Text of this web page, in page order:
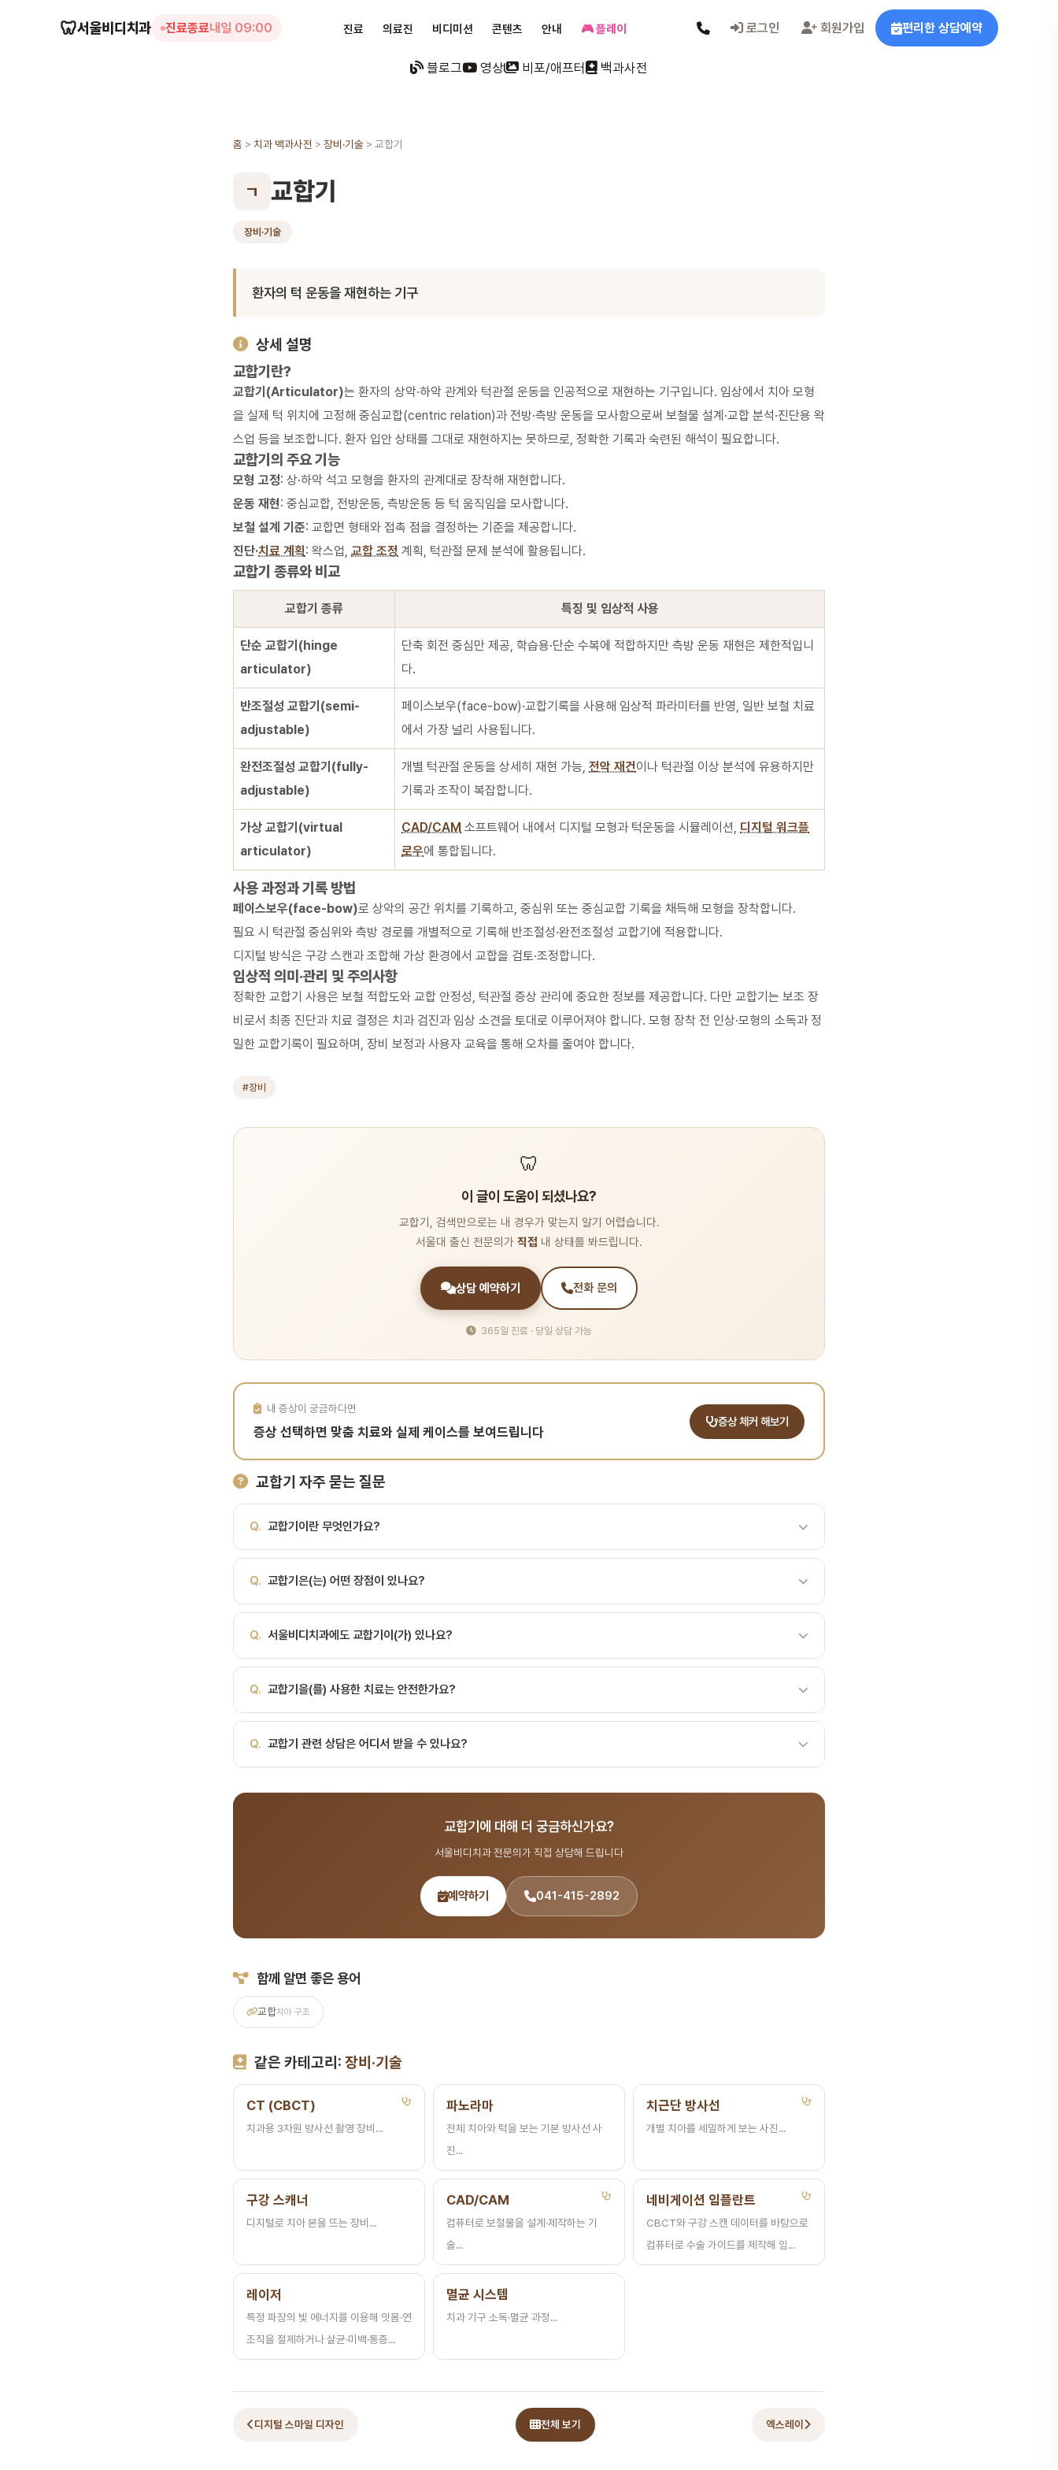
🦷서울비디치과 진료종료내일 09:00 진료 의료진 비디미션 콘텐츠 안내 🎮 플레이 로그인 회원가입 편리한 상담예약
블로그 영상 비포/애프터 백과사전
홈 > 치과 백과사전 > 장비·기술 > 교합기
ㄱ 교합기
장비·기술
환자의 턱 운동을 재현하는 기구
상세 설명
교합기란?
교합기(Articulator)는 환자의 상악·하악 관계와 턱관절 운동을 인공적으로 재현하는 기구입니다. 임상에서 치아 모형
을 실제 턱 위치에 고정해 중심교합(centric relation)과 전방·측방 운동을 모사함으로써 보철물 설계·교합 분석·진단용 왁
스업 등을 보조합니다. 환자 입안 상태를 그대로 재현하지는 못하므로, 정확한 기록과 숙련된 해석이 필요합니다.
교합기의 주요 기능
모형 고정: 상·하악 석고 모형을 환자의 관계대로 장착해 재현합니다.
운동 재현: 중심교합, 전방운동, 측방운동 등 턱 움직임을 모사합니다.
보철 설계 기준: 교합면 형태와 접촉 점을 결정하는 기준을 제공합니다.
진단·치료 계획: 왁스업, 교합 조정 계획, 턱관절 문제 분석에 활용됩니다.
교합기 종류와 비교
교합기 종류 특징 및 임상적 사용
단순 교합기(hinge
articulator)
단축 회전 중심만 제공, 학습용·단순 수복에 적합하지만 측방 운동 재현은 제한적입니
다.
반조절성 교합기(semi-
adjustable)
페이스보우(face-bow)·교합기록을 사용해 임상적 파라미터를 반영, 일반 보철 치료
에서 가장 널리 사용됩니다.
완전조절성 교합기(fully-
adjustable)
개별 턱관절 운동을 상세히 재현 가능, 전악 재건이나 턱관절 이상 분석에 유용하지만
기록과 조작이 복잡합니다.
가상 교합기(virtual
articulator)
CAD/CAM 소프트웨어 내에서 디지털 모형과 턱운동을 시뮬레이션, 디지털 워크플
로우에 통합됩니다.
사용 과정과 기록 방법
페이스보우(face-bow)로 상악의 공간 위치를 기록하고, 중심위 또는 중심교합 기록을 채득해 모형을 장착합니다.
필요 시 턱관절 중심위와 측방 경로를 개별적으로 기록해 반조절성·완전조절성 교합기에 적용합니다.
디지털 방식은 구강 스캔과 조합해 가상 환경에서 교합을 검토·조정합니다.
임상적 의미·관리 및 주의사항
정확한 교합기 사용은 보철 적합도와 교합 안정성, 턱관절 증상 관리에 중요한 정보를 제공합니다. 다만 교합기는 보조 장
비로서 최종 진단과 치료 결정은 치과 검진과 임상 소견을 토대로 이루어져야 합니다. 모형 장착 전 인상·모형의 소독과 정
밀한 교합기록이 필요하며, 장비 보정과 사용자 교육을 통해 오차를 줄여야 합니다.
#장비
🦷
이 글이 도움이 되셨나요?
교합기, 검색만으로는 내 경우가 맞는지 알기 어렵습니다.
서울대 출신 전문의가 직접 내 상태를 봐드립니다.
상담 예약하기 전화 문의
365일 진료 · 당일 상담 가능
내 증상이 궁금하다면
증상 선택하면 맞춤 치료와 실제 케이스를 보여드립니다
증상 체커 해보기
교합기 자주 묻는 질문
Q. 교합기이란 무엇인가요?
는 기구입니다. 임상에서 치아 모형을 실제 턱 위치에 고정해 중심교합(centric relation)과 전방·측방 운동을 모사함으로써 보철
물 설계·교합 분석·진단용 왁스업 등을 보조합니다. 환자 입안 상태를 그대로 재현하지는 못하므로, 정확한 기록과 숙련된 해석이 필
요합니다. 교합기의 주요 기능 모형 고정: 상·하악 석고 모형을 환자의 관계대로 장착해 재현합니다. 운동 재현: 중심교합, 전방운동,
업, 교합 조정 계획, 턱관절 문제 분석에 활용됩니다. 교합기 종류와 비교 교합기 종류…
Q. 교합기은(는) 어떤 장점이 있나요?
는 기구입니다. 임상에서 치아 모형을 실제 턱 위치에 고정해 중심교합(centric relation)과 전방·측방 운동을 모사함으로써 보철
물 설계·교합 분석·진단용 왁스업 등을 보조합니다. 환자 입안 상태를 그대로 재현하지는 못하므로, 정확한 기록과 숙련된 해석이 필
요합니다. 교합기의 주요 기능 모형 고정: 상·하악 석고 모형을 환자의 관계대로 장착해 재현합니다. 운동 재현: 중심교합, 전방운동,
Q. 서울비디치과에도 교합기이(가) 있나요?
공합니다.
Q. 교합기을(를) 사용한 치료는 안전한가요?
시스템 등 최첨단 감염관리 체계를 운영합니다.
Q. 교합기 관련 상담은 어디서 받을 수 있나요?
교합기에 대해 더 궁금하신가요?
서울비디치과 전문의가 직접 상담해 드립니다
예약하기 041-415-2892
함께 알면 좋은 용어
교합치아 구조
같은 카테고리: 장비·기술
CT (CBCT)
치과용 3차원 방사선 촬영 장비...
파노라마
전체 치아와 턱을 보는 기본 방사선 사
진...
치근단 방사선
개별 치아를 세밀하게 보는 사진...
구강 스캐너
디지털로 치아 본을 뜨는 장비...
CAD/CAM
컴퓨터로 보철물을 설계·제작하는 기
술...
네비게이션 임플란트
CBCT와 구강 스캔 데이터를 바탕으로
컴퓨터로 수술 가이드를 제작해 임...
레이저
특정 파장의 빛 에너지를 이용해 잇몸·연
조직을 절제하거나 살균·미백·통증...
멸균 시스템
치과 기구 소독·멸균 과정...
디지털 스마일 디자인 전체 보기 엑스레이